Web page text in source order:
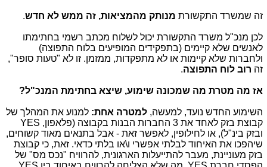
זה שמשרד התקשורת מנותק מהמציאות, זה ממש לא חדש.
לכן מנכ"ל משרד התקשורת יכול לשלוח מכתב רשמי בחתימתו
לאנשים שלא קיימים (בתפקידים המופיעים בלוח התפוצה)
ולחברות שלא קיימות או לא מתפקדות, ממזמן. זו לא "טעות סופר",
זה רוב לוח התפוצה.
אז מה מטרת מה שמכונה שימוע, שיצא בחתימת המנכ"ל?
השימוע החדש נועד, למעשה, למטרה אחת: למנוע את המהלך של
קבוצת בזק לאחד את 3 החברות הבנות בקבוצה (פלאפון, YES
ובזק בינ"ל), או לחילופין, לאפשר זאת - אבל בתנאים מאוד קשוחים,
שיהפכו את האיחוד לבלתי אפשרי ו\או בלתי כדאי. זאת, כי קבוצת
בזק מעוניינת, מעבר להתייעלות הארגונית, להרוויח "נכס מס" של